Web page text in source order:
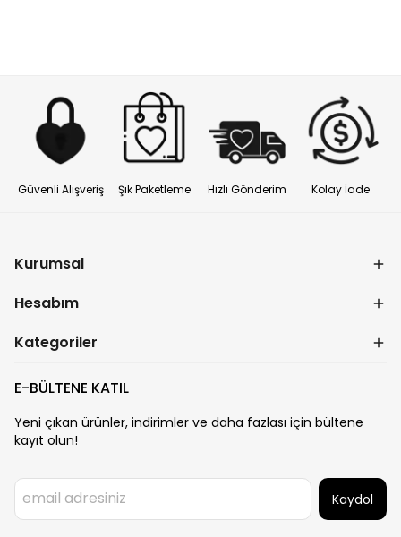
Güvenli Alışveriş Şık Paketleme Hızlı Gönderim Kolay İade
Kurumsal
Hesabım
Kategoriler
E-BÜLTENE KATIL
Yeni çıkan ürünler, indirimler ve daha fazlası için bültene
kayıt olun!
Kaydol